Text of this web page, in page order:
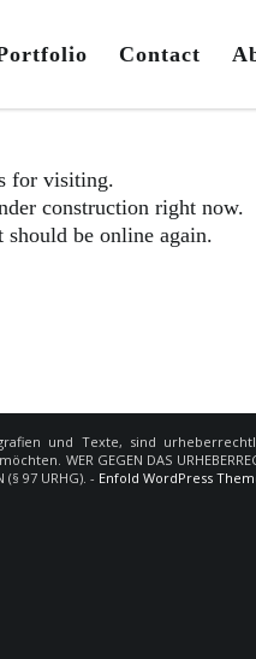
Contact
for visiting.
construction right now.
be online again.
und Texte, sind
GEGEN DAS URHEBERRECHT
(§ 97 URHG). - Enfold WordPress